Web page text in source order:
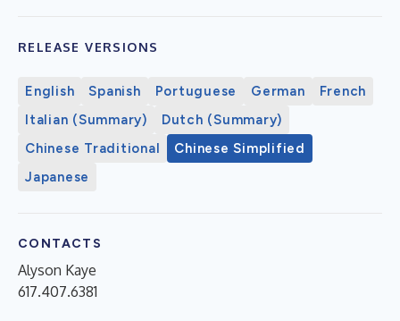
RELEASE VERSIONS
English Spanish Portuguese German
French
Italian (Summary)
Dutch (Summary)
Chinese Traditional
Chinese Simplified
Japanese
CONTACTS
Alyson Kaye
617.407.6381